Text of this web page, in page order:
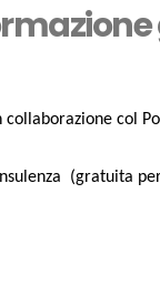
col
(gratuita